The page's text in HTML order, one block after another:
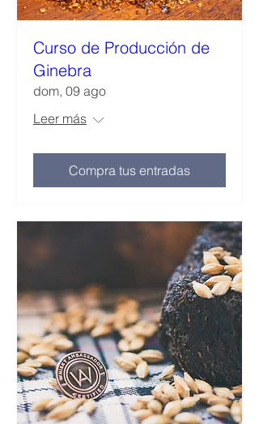
Curso de Producción de
Ginebra
dom, 09 ago
Leer más
Compra tus entradas